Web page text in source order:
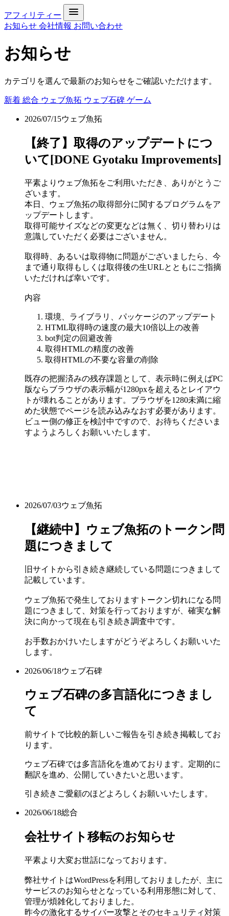
アフィリティー
お知らせ 会社情報 お問い合わせ
お知らせ
カテゴリを選んで最新のお知らせをご確認いただけます。
新着 総合 ウェブ魚拓 ウェブ石碑 ゲーム
2026/07/15ウェブ魚拓
【終了】取得のアップデートにつ
いて[DONE Gyotaku Improvements]
平素よりウェブ魚拓をご利用いただき、ありがとうご
ざいます。
本日、ウェブ魚拓の取得部分に関するプログラムをア
ップデートします。
取得可能サイズなどの変更などは無く、切り替わりは
意識していただく必要はございません。
取得時、あるいは取得物に問題がございましたら、今
まで通り取得もしくは取得後の生URLとともにご指摘
いただければ幸いです。
内容
環境、ライブラリ、パッケージのアップデート
HTML取得時の速度の最大10倍以上の改善
bot判定の回避改善
取得HTMLの精度の改善
取得HTMLの不要な容量の削除
既存の把握済みの残存課題として、表示時に例えばPC
版ならブラウザの表示幅が1280pxを超えるとレイアウ
トが壊れることがあります。ブラウザを1280未満に縮
めた状態でページを読み込みなおす必要があります。
ビュー側の修正を検討中ですので、お待ちくださいま
すようよろしくお願いいたします。
2026/07/03ウェブ魚拓
【継続中】ウェブ魚拓のトークン問
題につきまして
旧サイトから引き続き継続している問題につきまして
記載しています。
ウェブ魚拓で発生しておりますトークン切れになる問
題につきまして、対策を行っておりますが、確実な解
決に向かって現在も引き続き調査中です。
お手数おかけいたしますがどうぞよろしくお願いいた
します。
2026/06/18ウェブ石碑
ウェブ石碑の多言語化につきまし
て
前サイトで比較的新しいご報告を引き続き掲載してお
ります。
ウェブ石碑では多言語化を進めております。定期的に
翻訳を進め、公開していきたいと思います。
引き続きご愛顧のほどよろしくお願いいたします。
2026/06/18総合
会社サイト移転のお知らせ
平素より大変お世話になっております。
弊社サイトはWordPressを利用しておりましたが、主に
サービスのお知らせとなっている利用形態に対して、
管理が煩雑化しておりました。
昨今の激化するサイバー攻撃とそのセキュリティ対策